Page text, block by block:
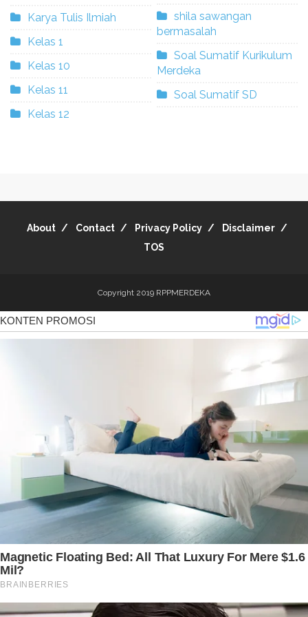
Karya Tulis Ilmiah
Kelas 1
Kelas 10
Kelas 11
Kelas 12
shila sawangan
bermasalah
Soal Sumatif Kurikulum
Merdeka
Soal Sumatif SD
About Contact Privacy Policy
Disclaimer
TOS
Copyright 2019 RPPMERDEKA